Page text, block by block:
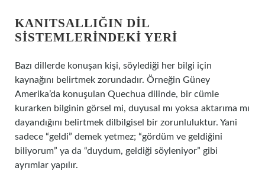
KANITSALLIĞIN DIL
SISTEMLERINDEKI YERI
Bazı dillerde konuşan kişi, söylediği her bilgi için
kaynağını belirtmek zorundadır. Örneğin Güney
Amerika’da konuşulan Quechua dilinde, bir cümle
kurarken bilginin görsel mi, duyusal mı yoksa aktarıma mı
dayandığını belirtmek dilbilgisel bir zorunluluktur. Yani
sadece “geldi” demek yetmez; “gördüm ve geldiğini
biliyorum” ya da “duydum, geldiği söyleniyor” gibi
ayrımlar yapılır.